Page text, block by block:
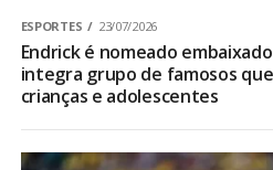
ESPORTES 23/07/2026
Endrick é nomeado
integra grupo de famosos
crianças e adolescentes